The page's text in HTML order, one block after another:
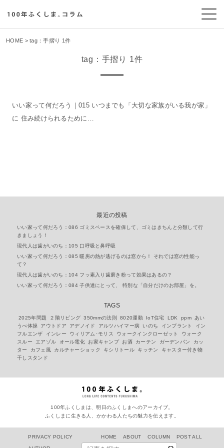
HOME > tag：手摺り 1件
tag：手摺り 1件
いい家って何だろう｜015 いつまでも「大切な家族がいる我が家」
に 住み続けられるために…
最近の投稿
いい家って何だろう：086 ゴミスペースを確保して、ゴミはきちんと分類して行
きましょう！
現代人は歯がいのち：105 口呼吸と鼻呼吸
いい家って何だろう：085 暖房の熱が逃げるのは窓から！ それでは窓の性能っ
て？
現代人は歯がいのち：104 フッ素入り歯磨き粉って効果はあるの？
いい家って何だろう：084 子供達にとって、 特別な「自分だけのお部屋」を。
TAGS
2025年問題 ２階リビング 350mmの法則 8020運動 IoT住宅 LDK ppm
あい
うべ体操
アウトドア アデノイド アルツハイマー病 いのち インプラント
イン
フルエンザ
インレー ウィリアム･モリス ウォークインクローゼット
ウォーク
スルー
エアゾル オール電化 お家キャンプ お酒 カーテン ガーデンパン
カッ
ター
カフェ風 カルチャーショック キシリトール キッチン
キャスター付き物
干しスタンド
100年ふくしまは、明日のふくしまへのアーカイブ。
ふくしまに生きる人、かかわる人たちの魅力を伝えます。
PRIVACY POLICY HOME ABOUT COLUMN POST ALL